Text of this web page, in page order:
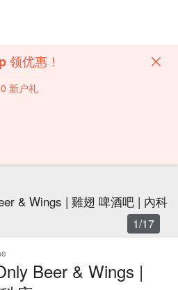
领优惠！
新户礼
& Wings | 雞翅 啤酒吧 | 內科
Beer & Wings |
1/17